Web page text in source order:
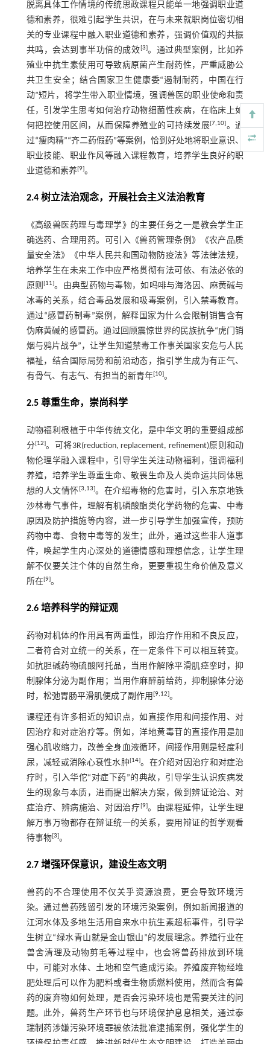
脱离具体工作情境的传统思政课程只能单一地强调职业道
德和素养，很难引起学生共识，在与未来就职岗位密切相
关的专业课程中融入职业道德和素养，强调价值观的共振
共鸣，会达到事半功倍的成效[3]。通过典型案例，比如养
殖业中抗生素使用可导致病原菌产生耐药性，严重威胁公
共卫生安全；结合国家卫生健康委“遏制耐药，中国在行
动”短片，将学生带入职业情境，强调兽医的职业使命和责
任，引发学生思考如何治疗动物细菌性疾病，在临床上如
何把控使用区间，从而保障养殖业的可持续发展[7,10]。通
过“瘦肉精”“齐二药假药”等案例，恰到好处地将职业意识、
职业技能、职业作风等融入课程教育，培养学生良好的职
业道德和素养[9]。
2.4 树立法治观念，开展社会主义法治教育
《高级兽医药理与毒理学》的主要任务之一是教会学生正
确选药、合理用药。可引入《兽药管理条例》《农产品质
量安全法》《中华人民共和国动物防疫法》等法律法规，
培养学生在未来工作中应严格贯彻有法可依、有法必依的
原则[11]。由典型药物与毒物，如吗啡与海洛因、麻黄碱与
冰毒的关系，结合毒品发展和吸毒案例，引入禁毒教育。
通过“感冒药制毒”案例，解释国家为什么会限制销售含有
伪麻黄碱的感冒药。通过回顾震惊世界的民族抗争“虎门销
烟与鸦片战争”，让学生知道禁毒工作事关国家安危与人民
福祉，结合国际局势和前沿动态，指引学生成为有正气、
有骨气、有志气、有担当的新青年[10]。
2.5 尊重生命，崇尚科学
动物福利根植于中华传统文化，是中华文明的重要组成部
分[12]。可将3R(reduction, replacement, refinement)原则和动
物伦理学融入课程中，引导学生关注动物福利，强调福利
养殖，培养学生尊重生命、敬畏生命及人类命运共同体思
想的人文情怀[3,13]。在介绍毒物的危害时，引入东京地铁
沙林毒气事件，理解有机磷酸酯类化学药物的危害、中毒
原因及防护措施等内容，进一步引导学生加强宣传，预防
药物中毒、食物中毒等的发生；此外，通过这些非人道事
件，唤起学生内心深处的道德情感和理想信念，让学生理
解不仅要关注个体的自然生命，更要重视生命价值及意义
所在[9]。
2.6 培养科学的辩证观
药物对机体的作用具有两重性，即治疗作用和不良反应，
二者符合对立统一的关系，在一定条件下可以相互转变。
如抗胆碱药物硫酸阿托品，当用作解除平滑肌痉挛时，抑
制腺体分泌为副作用；当用作麻醉前给药，抑制腺体分泌
时，松弛胃肠平滑肌便成了副作用 [9,12]。
课程还有许多相近的知识点，如直接作用和间接作用、对
因治疗和对症治疗等。例如，洋地黄毒苷的直接作用是加
强心肌收缩力，改善全身血液循环，间接作用则是轻度利
尿，减轻或消除心衰性水肿[14]。在介绍对因治疗和对症治
疗时，引入华佗“对症下药”的典故，引导学生认识疾病发
生的现象与本质，进而提出解决方案，做到辨证论治、对
症治疗、辨病施治、对因治疗 [9]。由课程延伸，让学生理
解万事万物都存在辩证统一的关系，要用辩证的哲学观看
待事物[3]。
2.7 增强环保意识，建设生态文明
兽药的不合理使用不仅关乎资源浪费，更会导致环境污
染。通过兽药残留引发的环境污染案例，例如新闻报道的
江河水体及多地生活用自来水中抗生素超标事件，引导学
生树立“绿水青山就是金山银山”的发展理念。养殖行业在
兽舍清理及动物剪毛等过程中，也会将兽药排放到环境
中，可能对水体、土地和空气造成污染。养殖废弃物经堆
肥处理后可以作为肥料或者生物质燃料使用，然而含有兽
药的废弃物如何处理，是否会污染环境也是需要关注的问
题。此外，兽药生产环节也与环境保护息息相关，通过泰
瑞制药涉嫌污染环境罪被依法批准逮捕案例，强化学生的